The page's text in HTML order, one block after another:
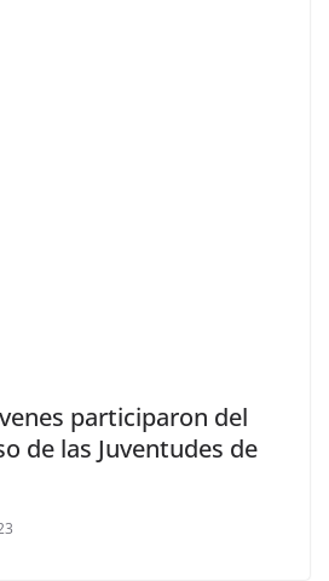
participaron del
de las Juventudes de